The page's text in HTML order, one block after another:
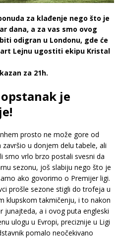
za klađenje nego što je
dana, a za vas smo ovog
odigran u Londonu, gde će
Lejnu ugostiti ekipu Kristal
za 21h.
je
prosto ne može gore od
u donjem delu tabele, ali
smo vrlo brzo postali svesni da
sezonu, još slabiju nego što je
ako govorimo o Premijer ligi.
prošle sezone stigli do trofeja u
klupskom takmičenju, i to nakon
junajteda, a i ovog puta engleski
ulogu u Evropi, preciznije u Ligi
pomalo neočekivano